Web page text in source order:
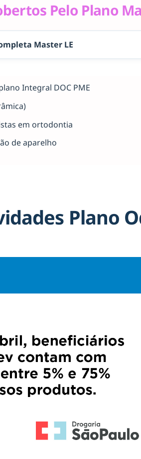
Pelo Plano
Master LE
Integral DOC PME
em ortodontia
de aparelho
Plano